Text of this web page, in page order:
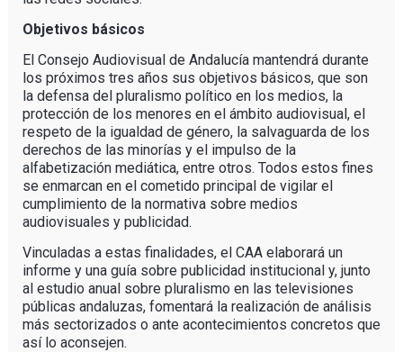
Objetivos básicos
El Consejo Audiovisual de Andalucía mantendrá durante
los próximos tres años sus objetivos básicos, que son
la defensa del pluralismo político en los medios, la
protección de los menores en el ámbito audiovisual, el
respeto de la igualdad de género, la salvaguarda de los
derechos de las minorías y el impulso de la
alfabetización mediática, entre otros. Todos estos fines
se enmarcan en el cometido principal de vigilar el
cumplimiento de la normativa sobre medios
audiovisuales y publicidad.
Vinculadas a estas finalidades, el CAA elaborará un
informe y una guía sobre publicidad institucional y, junto
al estudio anual sobre pluralismo en las televisiones
públicas andaluzas, fomentará la realización de análisis
más sectorizados o ante acontecimientos concretos que
así lo aconsejen.